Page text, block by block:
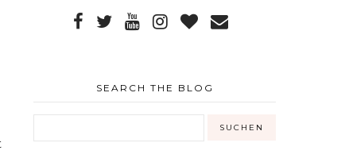
SEARCH THE BLOG